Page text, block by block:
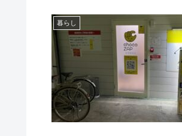
暮らし